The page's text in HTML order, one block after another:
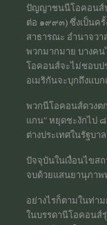
ปัญญาชนนีโอคอนส์ป
ต่อ ๑๙๙๓) ซึ่งเป็นค
สาธารณะ อำนาจว
พวกมากมาย บางคน
โอคอนส์จะไม่ชอบป
อเมริกันจะบุกถึงแบ
พวกนีโอคอนส์ดวงต
แกน" หยุดชะงักไป
ต่างประเทศในรัฐบ
ปัจจุบันในเงื่อนไขส
จบด้วยแสนยานุภาพ
อย่างไรก็ตามในท่า
ในบรรดานีโอคอนส์